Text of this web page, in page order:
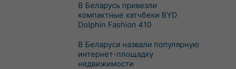
В Беларусь привезли
компактные хэтчбеки BYD
Dolphin Fashion 410
В Беларуси назвали популярную
интернет-площадку
недвижимости